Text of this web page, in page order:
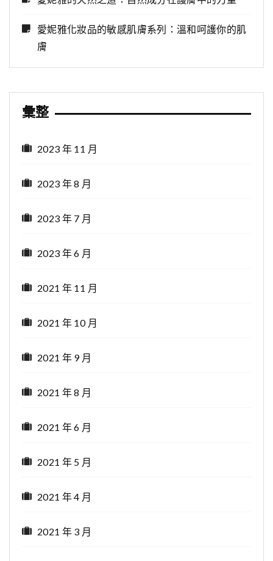
愛妮雅化妝品的敏感肌膚系列：溫和呵護你的肌
膚
彙整
2023 年 11 月
2023 年 8 月
2023 年 7 月
2023 年 6 月
2021 年 11 月
2021 年 10 月
2021 年 9 月
2021 年 8 月
2021 年 6 月
2021 年 5 月
2021 年 4 月
2021 年 3 月